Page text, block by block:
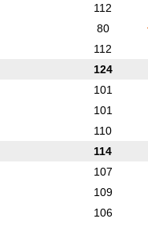
112
80
112
124
101
101
110
114
107
109
106